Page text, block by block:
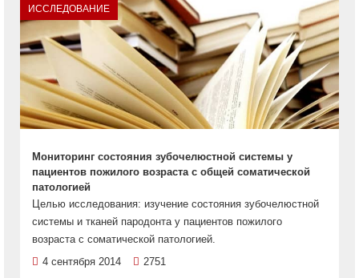
ИССЛЕДОВАНИЕ
Мониторинг состояния зубочелюстной системы у
пациентов пожилого возраста с общей соматической
патологией
Целью исследования: изучение состояния зубочелюстной
системы и тканей пародонта у пациентов пожилого
возраста с соматической патологией.
4 сентября 2014
2751